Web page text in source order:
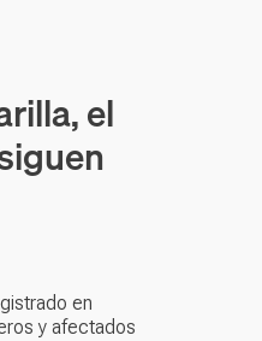
el
en
y afectados